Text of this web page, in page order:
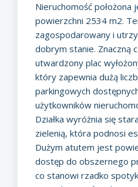
Nieruchomość położona
powierzchni 2534 m2.
zagospodarowany i
dobrym stanie. Znaczną
utwardzony plac
który zapewnia dużą
parkingowych
użytkowników
Działka wyróżnia się
zielenią, która podnosi
Dużym atutem jest
dostęp do obszernego
co stanowi rzadko